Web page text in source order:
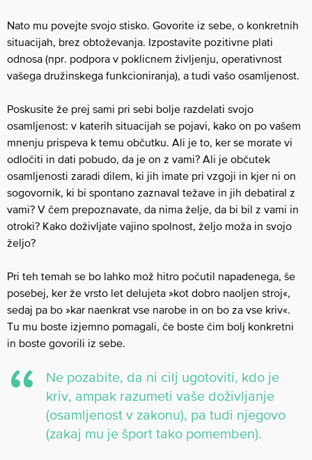
Nato mu povejte svojo stisko. Govorite iz sebe, o konkretnih
situacijah, brez obtoževanja. Izpostavite pozitivne plati
odnosa (npr. podpora v poklicnem življenju, operativnost
vašega družinskega funkcioniranja), a tudi vašo osamljenost.
Poskusite že prej sami pri sebi bolje razdelati svojo
osamljenost: v katerih situacijah se pojavi, kako on po vašem
mnenju prispeva k temu občutku. Ali je to, ker se morate vi
odločiti in dati pobudo, da je on z vami? Ali je občutek
osamljenosti zaradi dilem, ki jih imate pri vzgoji in kjer ni on
sogovornik, ki bi spontano zaznaval težave in jih debatiral z
vami? V čem prepoznavate, da nima želje, da bi bil z vami in
otroki? Kako doživljate vajino spolnost, željo moža in svojo
željo?
Pri teh temah se bo lahko mož hitro počutil napadenega, še
posebej, ker že vrsto let delujeta »kot dobro naoljen stroj«,
sedaj pa bo »kar naenkrat vse narobe in on bo za vse kriv«.
Tu mu boste izjemno pomagali, če boste čim bolj konkretni
in boste govorili iz sebe.
Ne pozabite, da ni cilj ugotoviti, kdo je
kriv, ampak razumeti vaše doživljanje
(osamljenost v zakonu), pa tudi njegovo
(zakaj mu je šport tako pomemben).